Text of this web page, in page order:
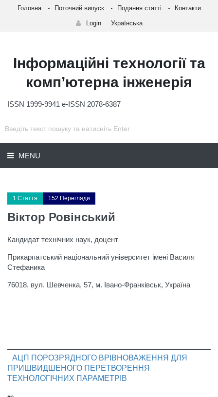
Головна Поточний випуск Подання статті Контакти
Login Українська
Інформаційні технології та
комп’ютерна інженерія
ISSN 1999-9941 e-ISSN 2078-6387
MENU
1 Стаття 152 Перегляди
Віктор Ровінський
Кандидат технічних наук, доцент
Прикарпатський національний університет імені Василя
Стефаника
76018, вул. Шевченка, 57, м. Івано-Франківськ, Україна
АЦП ПОРОЗРЯДНОГО ВРІВНОВАЖЕННЯ ДЛЯ
ПРИШВИДШЕНОГО ПЕРЕТВОРЕННЯ
ТЕХНОЛОГІЧНИХ ПАРАМЕТРІВ